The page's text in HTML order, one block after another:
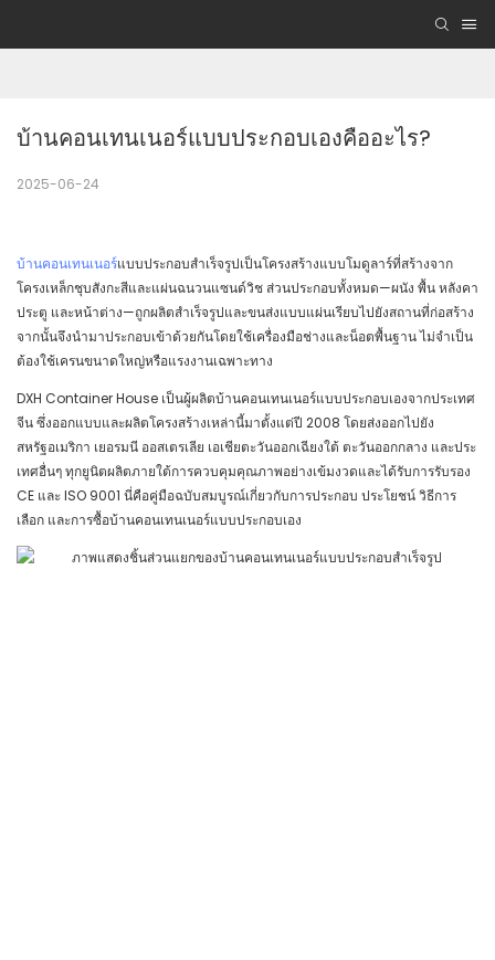
บ้านคอนเทนเนอร์แบบประกอบเองคืออะไร?
2025-06-24
บ้านคอนเทนเนอร์แบบประกอบสำเร็จรูปเป็นโครงสร้างแบบโมดูลาร์ที่สร้างจาก
โครงเหล็กชุบสังกะสีและแผ่นฉนวนแซนด์วิช ส่วนประกอบทั้งหมด—ผนัง พื้น หลังคา
ประตู และหน้าต่าง—ถูกผลิตสำเร็จรูปและขนส่งแบบแผ่นเรียบไปยังสถานที่ก่อสร้าง
จากนั้นจึงนำมาประกอบเข้าด้วยกันโดยใช้เครื่องมือช่างและน็อตพื้นฐาน ไม่จำเป็น
ต้องใช้เครนขนาดใหญ่หรือแรงงานเฉพาะทาง
DXH Container House เป็นผู้ผลิตบ้านคอนเทนเนอร์แบบประกอบเองจากประเทศ
จีน ซึ่งออกแบบและผลิตโครงสร้างเหล่านี้มาตั้งแต่ปี 2008 โดยส่งออกไปยัง
สหรัฐอเมริกา เยอรมนี ออสเตรเลีย เอเชียตะวันออกเฉียงใต้ ตะวันออกกลาง และประ
เทศอื่นๆ ทุกยูนิตผลิตภายใต้การควบคุมคุณภาพอย่างเข้มงวดและได้รับการรับรอง
CE และ ISO 9001 นี่คือคู่มือฉบับสมบูรณ์เกี่ยวกับการประกอบ ประโยชน์ วิธีการ
เลือก และการซื้อบ้านคอนเทนเนอร์แบบประกอบเอง